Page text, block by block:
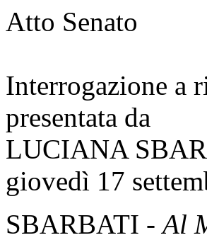
Atto Senato
Interrogazione a
presentata da
LUCIANA
giovedì 17
SBARBATI -Al